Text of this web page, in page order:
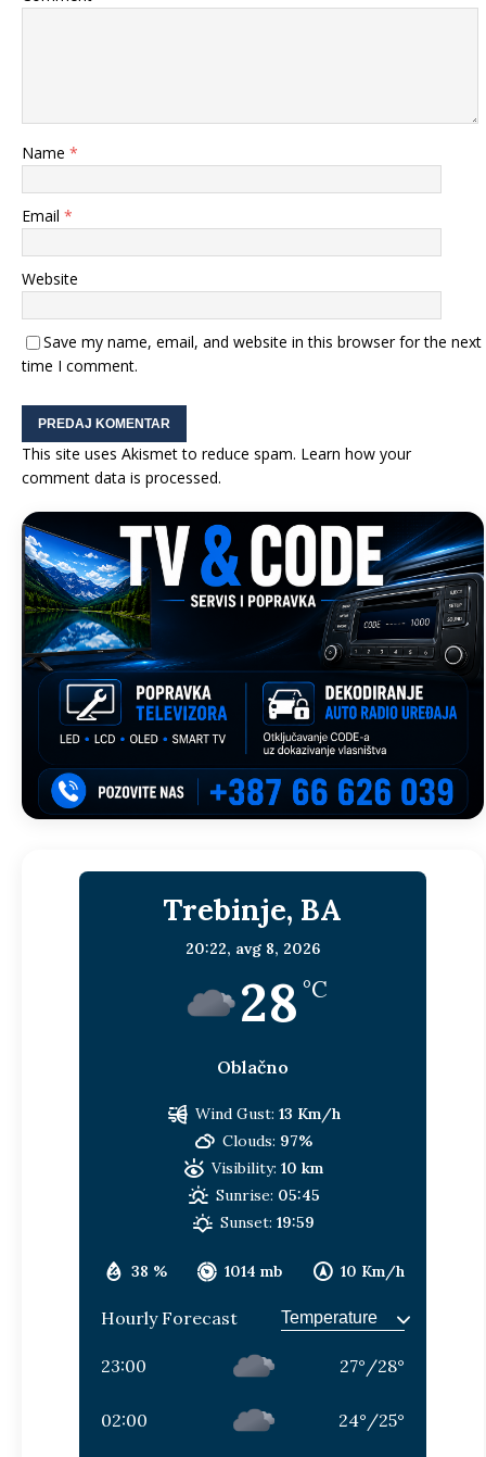
Name *
Email *
Website
Save my name, email, and website in this browser for the next
time I comment.
This site uses Akismet to reduce spam. Learn how your
comment data is processed.
Trebinje, BA
20:22, avg 8, 2026
28 °C
Oblačno
38 % 1014 mb 10 Km/h
Wind Gust: 13 Km/h
Clouds: 97%
Visibility: 10 km
Sunrise: 05:45
Sunset: 19:59
Hourly Forecast
23:00 27°/28°
02:00 24°/25°